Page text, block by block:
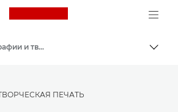
Canon Logo, back to
Мастерская творчества | Советы по фотографии и печати и руководства для покупателей
Истории о фотографии и творчестве
ПЕЧАТЬ